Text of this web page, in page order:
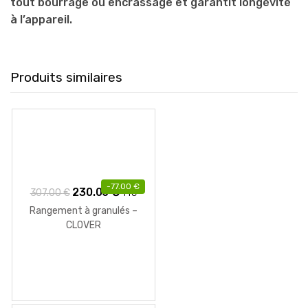
à l’appareil.
Produits similaires
-77.00 €
307.00€ Le
prix
initial
230.00€Le
prix
TTC
Rangement à granulés –
CLOVER